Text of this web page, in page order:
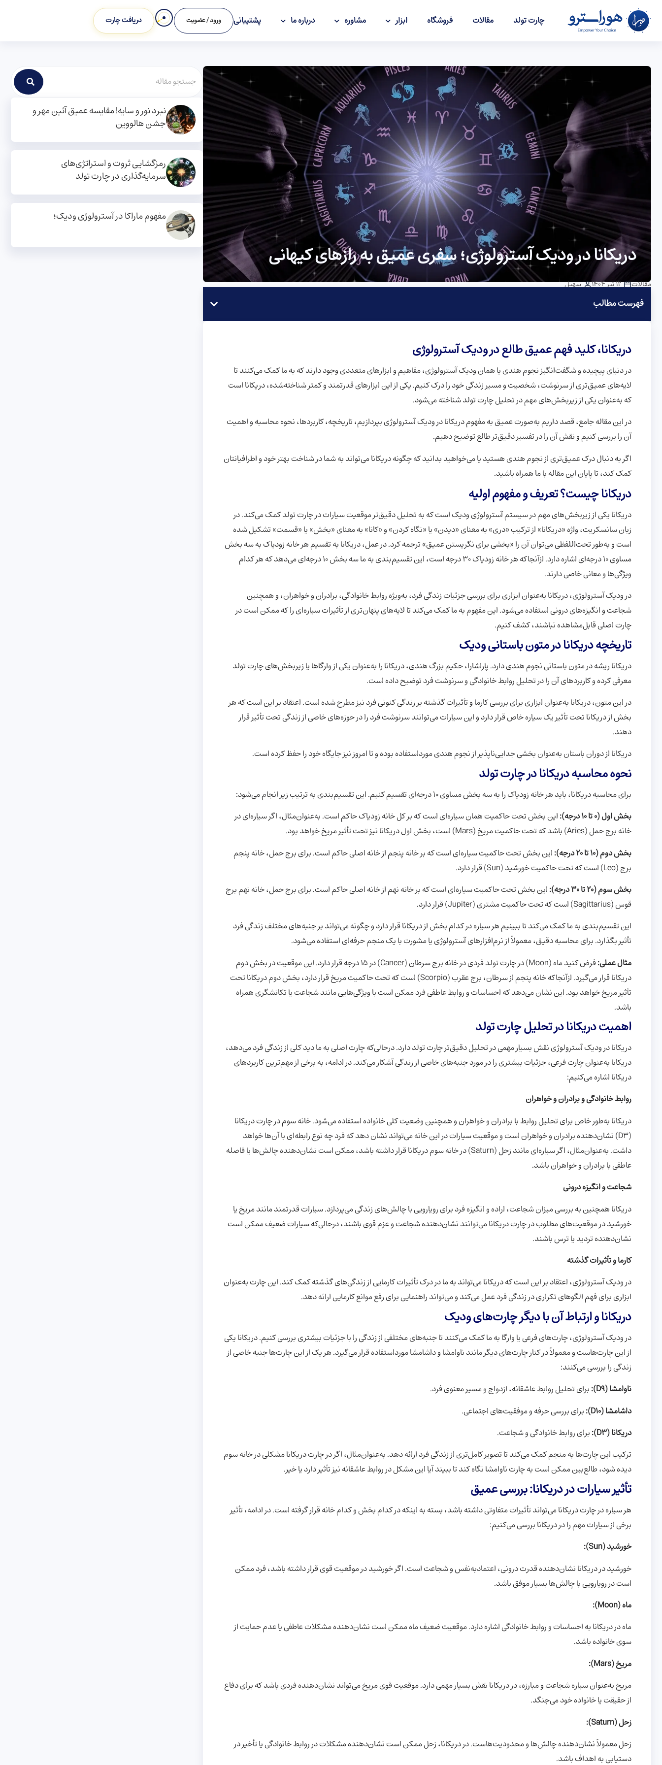
چارت تولد مقالات فروشگاه ابزار مشاوره درباره ما پشتیبانی ورود / عضویت دریافت چارت
دریکانا در ودیک آسترولوژی؛ سفری عمیق به رازهای کیهانی
مقالات 12 تیر 1404 سهیل
فهرست مطالب
دریکانا، کلید فهم عمیق طالع در ودیک آسترولوژی
در دنیای پیچیده و شگفت‌انگیز نجوم هندی یا همان ودیک آسترولوژی، مفاهیم و ابزارهای متعددی وجود دارند که به ما کمک می‌کنند تا
لایه‌های عمیق‌تری از سرنوشت، شخصیت و مسیر زندگی خود را درک کنیم. یکی از این ابزارهای قدرتمند و کمتر شناخته‌شده، دریکانا است
که به‌عنوان یکی از زیربخش‌های مهم در تحلیل چارت تولد شناخته می‌شود.
در این مقاله جامع، قصد داریم به‌صورت عمیق به مفهوم دریکانا در ودیک آسترولوژی بپردازیم، تاریخچه، کاربردها، نحوه محاسبه و اهمیت
آن را بررسی کنیم و نقش آن را در تفسیر دقیق‌تر طالع توضیح دهیم.
اگر به دنبال درک عمیق‌تری از نجوم هندی هستید یا می‌خواهید بدانید که چگونه دریکانا می‌تواند به شما در شناخت بهتر خود و اطرافیانتان
کمک کند، تا پایان این مقاله با ما همراه باشید.
دریکانا چیست؟ تعریف و مفهوم اولیه
دریکانا یکی از زیربخش‌های مهم در سیستم آسترولوژی ودیک است که به تحلیل دقیق‌تر موقعیت سیارات در چارت تولد کمک می‌کند. در
زبان سانسکریت، واژه «دریکانا» از ترکیب «دری» به معنای «دیدن» یا «نگاه کردن» و «کانا» به معنای «بخش» یا «قسمت» تشکیل شده
است و به‌طور تحت‌اللفظی می‌توان آن را «بخشی برای نگریستن عمیق» ترجمه کرد. در عمل، دریکانا به تقسیم هر خانه زودیاک به سه بخش
مساوی 10 درجه‌ای اشاره دارد. ازآنجاکه هر خانه زودیاک 30 درجه است، این تقسیم‌بندی به ما سه بخش 10 درجه‌ای می‌دهد که هر کدام
ویژگی‌ها و معانی خاصی دارند.
در ودیک آسترولوژی، دریکانا به‌عنوان ابزاری برای بررسی جزئیات زندگی فرد، به‌ویژه روابط خانوادگی، برادران و خواهران، و همچنین
شجاعت و انگیزه‌های درونی استفاده می‌شود. این مفهوم به ما کمک می‌کند تا لایه‌های پنهان‌تری از تأثیرات سیاره‌ای را که ممکن است در
چارت اصلی قابل‌مشاهده نباشند، کشف کنیم.
تاریخچه دریکانا در متون باستانی ودیک
دریکانا ریشه در متون باستانی نجوم هندی دارد. پاراشارا، حکیم بزرگ هندی، دریکانا را به‌عنوان یکی از وارگاها یا زیربخش‌های چارت تولد
معرفی کرده و کاربردهای آن را در تحلیل روابط خانوادگی و سرنوشت فرد توضیح داده است.
در این متون، دریکانا به‌عنوان ابزاری برای بررسی کارما و تأثیرات گذشته بر زندگی کنونی فرد نیز مطرح شده است. اعتقاد بر این است که هر
بخش از دریکانا تحت تأثیر یک سیاره خاص قرار دارد و این سیارات می‌توانند سرنوشت فرد را در حوزه‌های خاصی از زندگی تحت تأثیر قرار
دهند.
دریکانا از دوران باستان به‌عنوان بخشی جدایی‌ناپذیر از نجوم هندی مورداستفاده بوده و تا امروز نیز جایگاه خود را حفظ کرده است.
نحوه محاسبه دریکانا در چارت تولد
برای محاسبه دریکانا، باید هر خانه زودیاک را به سه بخش مساوی 10 درجه‌ای تقسیم کنیم. این تقسیم‌بندی به ترتیب زیر انجام می‌شود:
بخش اول (0 تا 10 درجه):
این بخش تحت حاکمیت همان سیاره‌ای است که بر کل خانه زودیاک حاکم است. به‌عنوان‌مثال، اگر سیاره‌ای در
خانه برج حمل (Aries) باشد که تحت حاکمیت مریخ (Mars) است، بخش اول دریکانا نیز تحت تأثیر مریخ خواهد بود.
بخش دوم (10 تا 20 درجه):
این بخش تحت حاکمیت سیاره‌ای است که بر خانه پنجم از خانه اصلی حاکم است. برای برج حمل، خانه پنجم
برج (Leo) است که تحت حاکمیت خورشید (Sun) قرار دارد.
بخش سوم (20 تا 30 درجه):
این بخش تحت حاکمیت سیاره‌ای است که بر خانه نهم از خانه اصلی حاکم است. برای برج حمل، خانه نهم برج
قوس (Sagittarius) است که تحت حاکمیت مشتری (Jupiter) قرار دارد.
این تقسیم‌بندی به ما کمک می‌کند تا ببینیم هر سیاره در کدام بخش از دریکانا قرار دارد و چگونه می‌تواند بر جنبه‌های مختلف زندگی فرد
تأثیر بگذارد. برای محاسبه دقیق، معمولاً از نرم‌افزارهای آسترولوژی یا مشورت با یک منجم حرفه‌ای استفاده می‌شود.
مثال عملی:
فرض کنید ماه (Moon) در چارت تولد فردی در خانه برج سرطان (Cancer) در 15 درجه قرار دارد. این موقعیت در بخش دوم
دریکانا قرار می‌گیرد. ازآنجاکه خانه پنجم از سرطان، برج عقرب (Scorpio) است که تحت حاکمیت مریخ قرار دارد، بخش دوم دریکانا تحت
تأثیر مریخ خواهد بود. این نشان می‌دهد که احساسات و روابط عاطفی فرد ممکن است با ویژگی‌هایی مانند شجاعت یا تکانشگری همراه
باشد.
اهمیت دریکانا در تحلیل چارت تولد
دریکانا در ودیک آسترولوژی نقش بسیار مهمی در تحلیل دقیق‌تر چارت تولد دارد. درحالی‌که چارت اصلی به ما دید کلی از زندگی فرد می‌دهد،
دریکانا به‌عنوان چارت فرعی، جزئیات بیشتری را در مورد جنبه‌های خاصی از زندگی آشکار می‌کند. در ادامه، به برخی از مهم‌ترین کاربردهای
دریکانا اشاره می‌کنیم:
روابط خانوادگی و برادران و خواهران
دریکانا به‌طور خاص برای تحلیل روابط با برادران و خواهران و همچنین وضعیت کلی خانواده استفاده می‌شود. خانه سوم در چارت دریکانا
(D3) نشان‌دهنده برادران و خواهران است و موقعیت سیارات در این خانه می‌تواند نشان دهد که فرد چه نوع رابطه‌ای با آن‌ها خواهد
داشت. به‌عنوان‌مثال، اگر سیاره‌ای مانند زحل (Saturn) در خانه سوم دریکانا قرار داشته باشد، ممکن است نشان‌دهنده چالش‌ها یا فاصله
عاطفی با برادران و خواهران باشد.
شجاعت و انگیزه درونی
دریکانا همچنین به بررسی میزان شجاعت، اراده و انگیزه فرد برای رویارویی با چالش‌های زندگی می‌پردازد. سیارات قدرتمند مانند مریخ یا
خورشید در موقعیت‌های مطلوب در چارت دریکانا می‌توانند نشان‌دهنده شجاعت و عزم قوی باشند، درحالی‌که سیارات ضعیف ممکن است
نشان‌دهنده تردید یا ترس باشند.
کارما و تأثیرات گذشته
در ودیک آسترولوژی، اعتقاد بر این است که دریکانا می‌تواند به ما در درک تأثیرات کارمایی از زندگی‌های گذشته کمک کند. این چارت به‌عنوان
ابزاری برای فهم الگوهای تکراری در زندگی فرد عمل می‌کند و می‌تواند راهنمایی برای رفع موانع کارمایی ارائه دهد.
دریکانا و ارتباط آن با دیگر چارت‌های ودیک
در ودیک آسترولوژی، چارت‌های فرعی یا وارگا به ما کمک می‌کنند تا جنبه‌های مختلفی از زندگی را با جزئیات بیشتری بررسی کنیم. دریکانا یکی
از این چارت‌هاست و معمولاً در کنار چارت‌های دیگر مانند ناوامشا و داشامشا مورداستفاده قرار می‌گیرد. هر یک از این چارت‌ها جنبه خاصی از
زندگی را بررسی می‌کنند:
ناوامشا (D9):
برای تحلیل روابط عاشقانه، ازدواج و مسیر معنوی فرد.
داشامشا (D10):
برای بررسی حرفه و موفقیت‌های اجتماعی.
دریکانا (D3):
برای روابط خانوادگی و شجاعت.
ترکیب این چارت‌ها به منجم کمک می‌کند تا تصویر کامل‌تری از زندگی فرد ارائه دهد. به‌عنوان‌مثال، اگر در چارت دریکانا مشکلی در خانه سوم
دیده شود، طالع‌بین ممکن است به چارت ناوامشا نگاه کند تا ببیند آیا این مشکل در روابط عاشقانه نیز تأثیر دارد یا خیر.
تأثیر سیارات در دریکانا: بررسی عمیق
هر سیاره در چارت دریکانا می‌تواند تأثیرات متفاوتی داشته باشد، بسته به اینکه در کدام بخش و کدام خانه قرار گرفته است. در ادامه، تأثیر
برخی از سیارات مهم را در دریکانا بررسی می‌کنیم:
خورشید (Sun):
خورشید در دریکانا نشان‌دهنده قدرت درونی، اعتمادبه‌نفس و شجاعت است. اگر خورشید در موقعیت قوی قرار داشته باشد، فرد ممکن
است در رویارویی با چالش‌ها بسیار موفق باشد.
ماه (Moon):
ماه در دریکانا به احساسات و روابط خانوادگی اشاره دارد. موقعیت ضعیف ماه ممکن است نشان‌دهنده مشکلات عاطفی یا عدم حمایت از
سوی خانواده باشد.
مریخ (Mars):
مریخ به‌عنوان سیاره شجاعت و مبارزه، در دریکانا نقش بسیار مهمی دارد. موقعیت قوی مریخ می‌تواند نشان‌دهنده فردی باشد که برای دفاع
از حقیقت یا خانواده خود می‌جنگد.
زحل (Saturn):
زحل معمولاً نشان‌دهنده چالش‌ها و محدودیت‌هاست. در دریکانا، زحل ممکن است نشان‌دهنده مشکلات در روابط خانوادگی یا تأخیر در
دستیابی به اهداف باشد.
نبرد نور و سایه! مقایسه عمیق آئین مهر و
جشن هالووین
رمزگشایی ثروت و استراتژی‌های
سرمایه‌گذاری در چارت تولد
مفهوم ماراکا در آسترولوژی ودیک؛